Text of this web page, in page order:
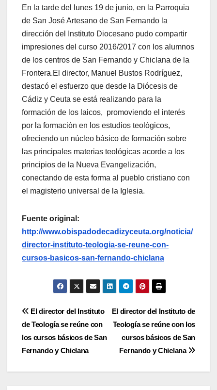
En la tarde del lunes 19 de junio, en la Parroquia
de San José Artesano de San Fernando la
dirección del Instituto Diocesano pudo compartir
impresiones del curso 2016/2017 con los alumnos
de los centros de San Fernando y Chiclana de la
Frontera.El director, Manuel Bustos Rodríguez,
destacó el esfuerzo que desde la Diócesis de
Cádiz y Ceuta se está realizando para la
formación de los laicos, promoviendo el interés
por la formación en los estudios teológicos,
ofreciendo un núcleo básico de formación sobre
las principales materias teológicas acorde a los
principios de la Nueva Evangelización,
conectando de esta forma al pueblo cristiano con
el magisterio universal de la Iglesia.
Fuente original:
http://www.obispadodecadizyceuta.org/noticia/
director-instituto-teologia-se-reune-con-
cursos-basicos-san-fernando-chiclana
Navegación
de
entradas
El director del Instituto de
Teología se reúne con los
cursos básicos de San
Fernando y Chiclana
El director del Instituto
de Teología se reúne con
los cursos básicos de San
Fernando y Chiclana